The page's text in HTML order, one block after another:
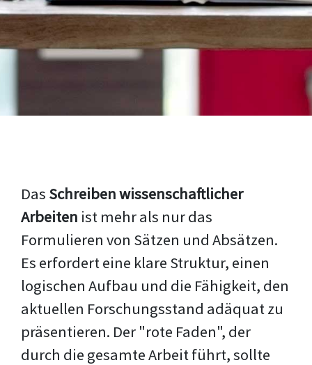
Das Schreiben wissenschaftlicher
Arbeiten ist mehr als nur das
Formulieren von Sätzen und Absätzen.
Es erfordert eine klare Struktur, einen
logischen Aufbau und die Fähigkeit, den
aktuellen Forschungsstand adäquat zu
präsentieren. Der "rote Faden", der
durch die gesamte Arbeit führt, sollte